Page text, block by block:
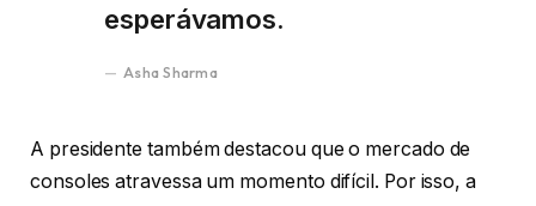
esperávamos.
Asha Sharma
A presidente também destacou que o mercado de
consoles atravessa um momento difícil. Por isso, a